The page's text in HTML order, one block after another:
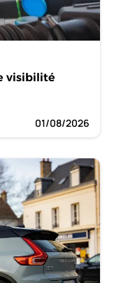
visibilité
01/08/2026